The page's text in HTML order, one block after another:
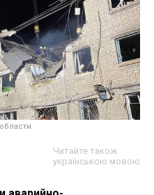
Читайте також
українською мовою